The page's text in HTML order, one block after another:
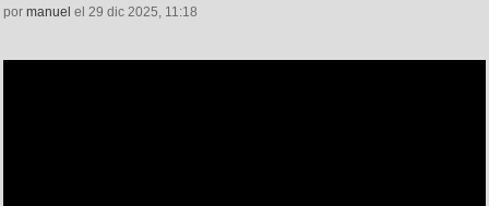
por manuel el 29 dic 2025, 11:18